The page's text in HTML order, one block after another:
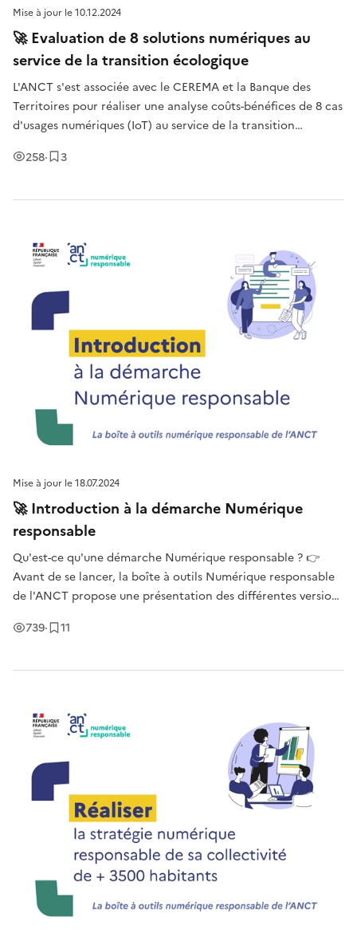
Mise à jour le10.12.2024
🚀 Evaluation de 8 solutions numériques au
service de la transition écologique
L'ANCT s'est associée avec le CEREMA et la Banque des
Territoires pour réaliser une analyse coûts-bénéfices de 8 cas
d'usages numériques (IoT) au service de la transition
(notamment en empreinte carbone et en euros). Au sein de
258Vues
· 3Enregistrement
Mise à jour le18.07.2024
🚀 Introduction à la démarche Numérique
responsable
Qu'est-ce qu'une démarche Numérique responsable ? 👉
Avant de se lancer, la boîte à outils Numérique responsable
de l'ANCT propose une présentation des différentes versions
739Vues
· 11